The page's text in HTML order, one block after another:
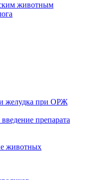
животным
желудка при ОРЖ
препарата
животных